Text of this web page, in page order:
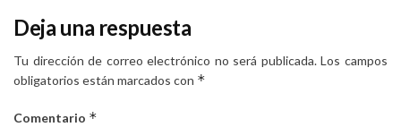
Deja una respuesta
Tu dirección de correo electrónico no será publicada. Los campos
obligatorios están marcados con *
Comentario *